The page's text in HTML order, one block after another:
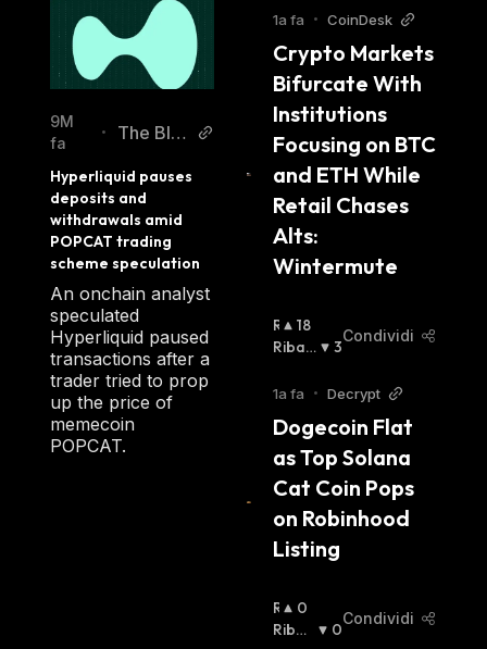
9M
fa
•
The Blo
Hyperliquid pauses
deposits and
withdrawals amid
POPCAT trading
scheme speculation
An onchain analyst
speculated
Hyperliquid paused
transactions after a
trader tried to prop
up the price of
memecoin
POPCAT.
1a fa • CoinDesk
Crypto Markets
Bifurcate With
Institutions
Focusing on BTC
and ETH While
Retail Chases
Alts:
Wintermute
R
I
L
I
S
T
A
:
18
Ribas
3
Condividi
1a fa • Decrypt
Dogecoin Flat
as Top Solana
Cat Coin Pops
on Robinhood
Listing
R
I
0
Ribas
0
Condividi